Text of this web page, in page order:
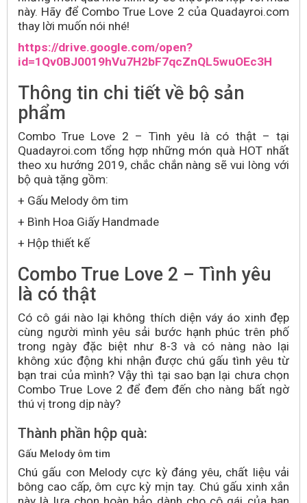
này. Hãy để Combo True Love 2 của Quadayroi.com
thay lời muốn nói nhé!
https://drive.google.com/open?
id=1Qv0BJ0019hVu7H2bF7qcZnQL5wuOEc3H
Thông tin chi tiết về bộ sản
phẩm
Combo True Love 2 – Tình yêu là có thật – tại
Quadayroi.com tổng hợp những món quà HOT nhất
theo xu hướng 2019, chắc chắn nàng sẽ vui lòng với
bộ quà tặng gồm:
+ Gấu Melody ôm tim
+ Bình Hoa Giấy Handmade
+ Hộp thiết kế
Combo True Love 2 – Tình yêu
là có thật
Có cô gái nào lại không thích diện váy áo xinh đẹp
cùng người mình yêu sải bước hạnh phúc trên phố
trong ngày đặc biệt như 8-3 và có nàng nào lại
không xúc động khi nhận được chú gấu tình yêu từ
bạn trai của mình? Vậy thì tại sao bạn lại chưa chọn
Combo True Love 2 để đem đến cho nàng bất ngờ
thú vị trong dịp này?
Thành phần hộp quà:
Gấu Melody ôm tim
Chú gấu con Melody cực kỳ đáng yêu, chất liệu vải
bông cao cấp, ôm cực kỳ mịn tay. Chú gấu xinh xắn